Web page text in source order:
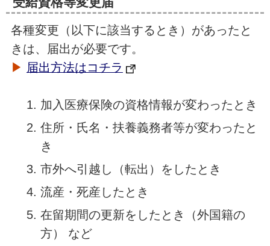
各種変更（以下に該当するとき）があったと
きは、届出が必要です。
▶ 届出方法はコチラ
加入医療保険の資格情報が変わったとき
住所・氏名・扶養義務者等が変わったと
き
市外へ引越し（転出）をしたとき
流産・死産したとき
在留期間の更新をしたとき（外国籍の
方） など